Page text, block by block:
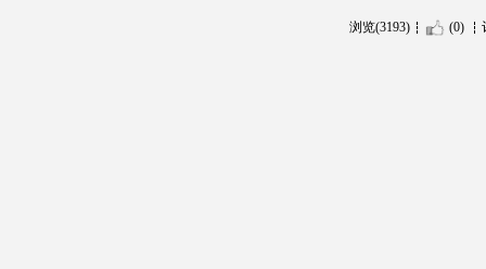
浏览(3193) (0)